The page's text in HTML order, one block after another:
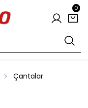
0
Çantalar